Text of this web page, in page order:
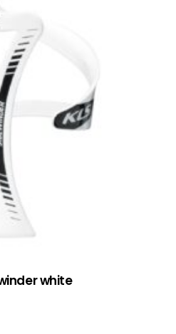
white